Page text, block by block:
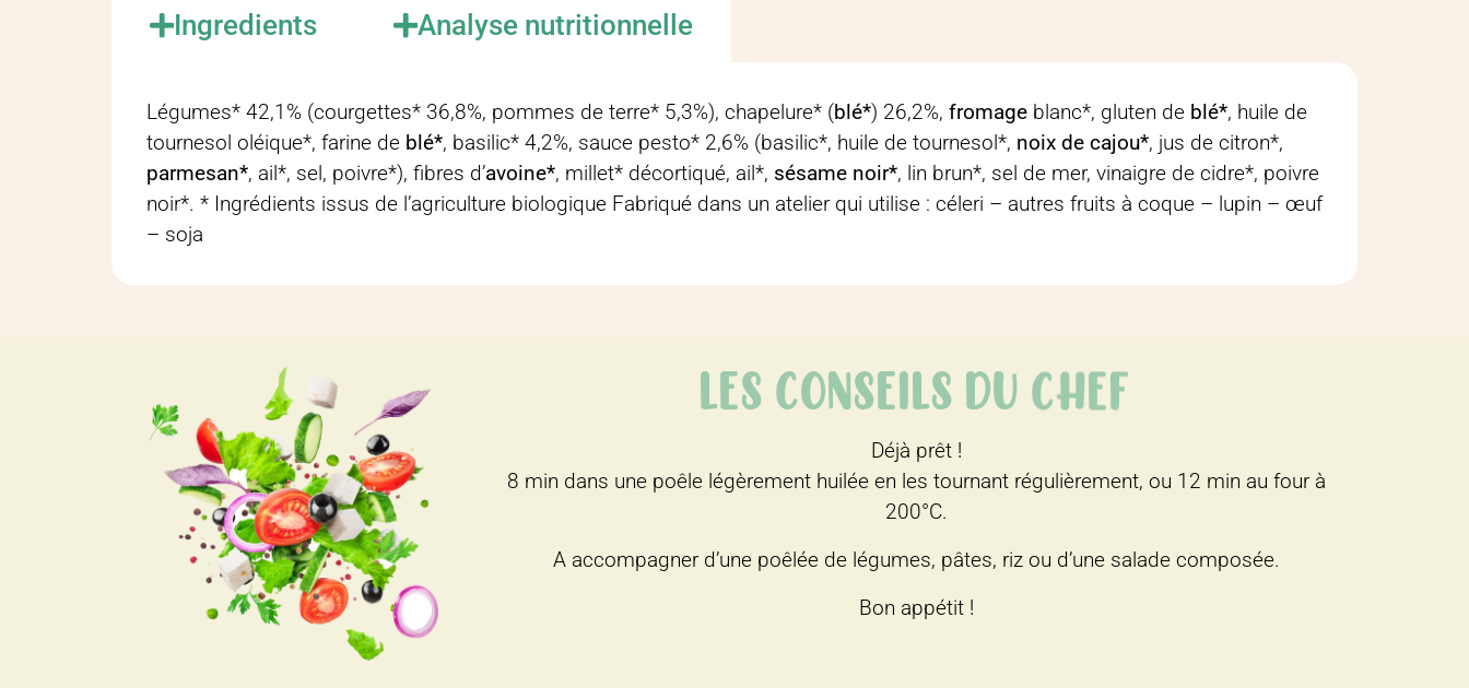
Ingredients Analyse nutritionnelle
Légumes* 42,1% (courgettes* 36,8%, pommes de terre* 5,3%), chapelure* (blé*) 26,2%, fromage blanc*, gluten de blé*, huile de
tournesol oléique*, farine de blé*, basilic* 4,2%, sauce pesto* 2,6% (basilic*, huile de tournesol*, noix de cajou*, jus de citron*,
parmesan*, ail*, sel, poivre*), fibres d’avoine*, millet* décortiqué, ail*, sésame noir*, lin brun*, sel de mer, vinaigre de cidre*, poivre
noir*. * Ingrédients issus de l’agriculture biologique Fabriqué dans un atelier qui utilise : céleri – autres fruits à coque – lupin – œuf
– soja
LES CONSEILS DU CHEF
Déjà prêt !
8 min dans une poêle légèrement huilée en les tournant régulièrement, ou 12 min au four à
200°C.
A accompagner d’une poêlée de légumes, pâtes, riz ou d’une salade composée.
Bon appétit !